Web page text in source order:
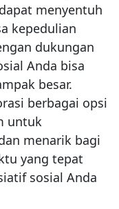
menyentuh
kepedulian
dukungan
Anda bisa
besar.
berbagai opsi
untuk
menarik bagi
yang tepat
sosial Anda